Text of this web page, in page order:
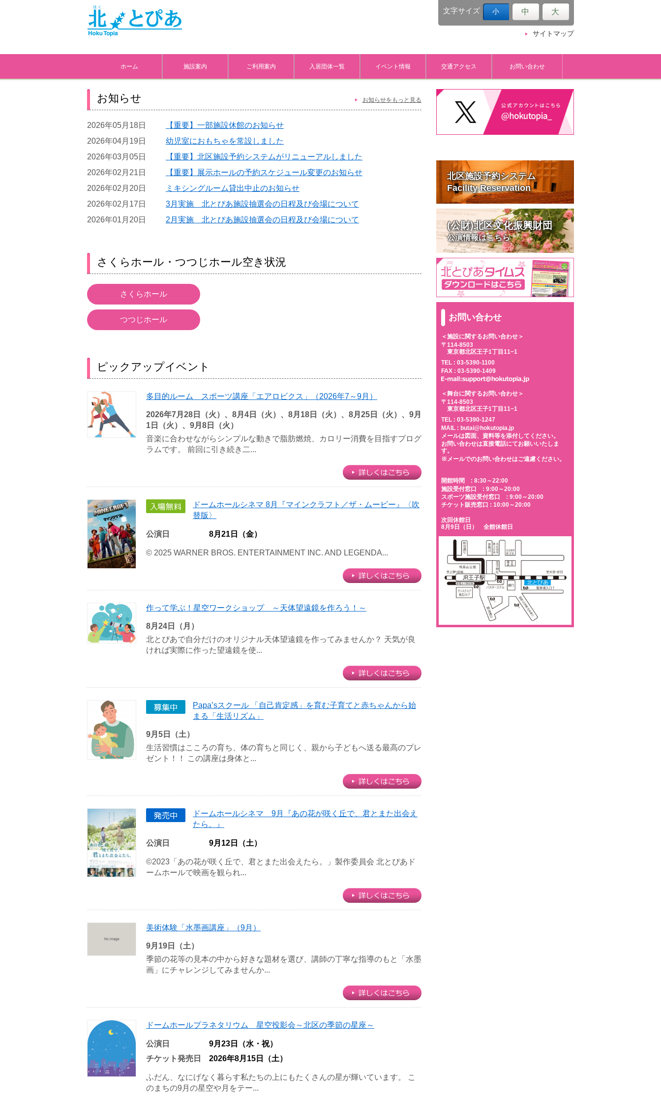
サイトマップ
文字サイズ 小 中 大
ホーム 施設案内 ご利用案内 入居団体一覧 イベント情報 交通アクセス お問い合わせ
お知らせ
2026年05月18日
【重要】一部施設休館のお知らせ
2026年04月19日
幼児室におもちゃを常設しました
2026年03月05日
【重要】北区施設予約システムがリニューアルしました
2026年02月21日
【重要】展示ホールの予約スケジュール変更のお知らせ
2026年02月20日
ミキシングルーム貸出中止のお知らせ
2026年02月17日
3月実施 北とぴあ施設抽選会の日程及び会場について
2026年01月20日
2月実施 北とぴあ施設抽選会の日程及び会場について
お知らせをもっと見る
さくらホール・つつじホール空き状況
さくらホール
つつじホール
ピックアップイベント
多目的ルーム スポーツ講座「エアロビクス」（2026年7～9月）
2026年7月28日（火）、8月4日（火）、8月18日（火）、8月25日（火）、9月
1日（火）、9月8日（火）
音楽に合わせながらシンプルな動きで脂肪燃焼、カロリー消費を目指すプログ
ラムです。 前回に引き続き二...
ドームホールシネマ 8月『マインクラフト／ザ・ムービー』〈吹
替版〉
公演日 8月21日（金）
© 2025 WARNER BROS. ENTERTAINMENT INC. AND LEGENDA...
作って学ぶ！星空ワークショップ ～天体望遠鏡を作ろう！～
8月24日（月）
北とぴあで自分だけのオリジナル天体望遠鏡を作ってみませんか？ 天気が良
ければ実際に作った望遠鏡を使...
Papa’sスクール 「自己肯定感」を育む子育てと赤ちゃんから始
まる「生活リズム」
9月5日（土）
生活習慣はこころの育ち、体の育ちと同じく、親から子どもへ送る最高のプレ
ゼント！！ この講座は身体と...
ドームホールシネマ 9月『あの花が咲く丘で、君とまた出会え
たら。』
公演日 9月12日（土）
©2023「あの花が咲く丘で、君とまた出会えたら。」製作委員会 北とぴあド
ームホールで映画を観られ...
美術体験「水墨画講座」（9月）
9月19日（土）
季節の花等の見本の中から好きな題材を選び、講師の丁寧な指導のもと「水墨
画」にチャレンジしてみませんか...
ドームホールプラネタリウム 星空投影会～北区の季節の星座～
公演日
9月23日（水・祝）
チケット発売日
2026年8月15日（土）
ふだん、なにげなく暮らす私たちの上にもたくさんの星が輝いています。 こ
のまちの9月の星空や月をテー...
北区施設予約システム
Facility Reservation
(公財)北区文化振興財団
公演情報はこちら
お問い合わせ
＜施設に関するお問い合わせ＞
〒114-8503
東京都北区王子1丁目11−1
TEL : 03-5390-1100
FAX : 03-5390-1409
＜舞台に関するお問い合わせ＞
〒114-8503
東京都北区王子1丁目11−1
TEL : 03-5390-1247
MAIL : butai@hokutopia.jp
メールは図面、資料等を添付してください。
お問い合わせは直接電話にてお願いいたしま
す。
※メールでのお問い合わせはご遠慮ください。
開館時間 : 8:30～22:00
施設受付窓口 : 9:00～20:00
スポーツ施設受付窓口 : 9:00～20:00
チケット販売窓口 : 10:00～20:00
次回休館日
8月9日（日） 全館休館日